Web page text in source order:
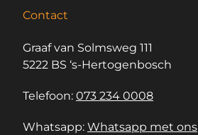
Contact
Graaf van Solmsweg 111
5222 BS ‘s-Hertogenbosch
Telefoon: 073 234 0008
Whatsapp: Whatsapp met ons